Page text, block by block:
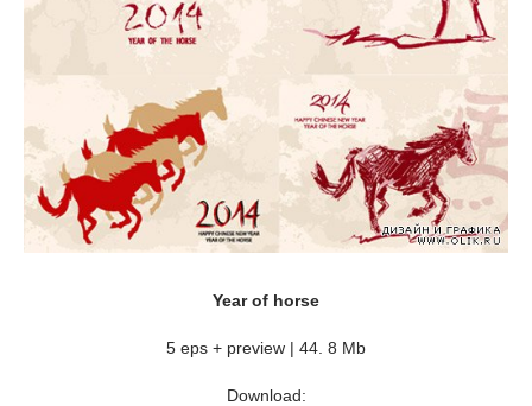
Year of horse
5 eps + preview | 44. 8 Mb
Download: